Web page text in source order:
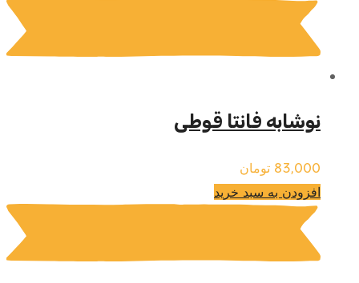
نوشابه فانتا قوطی
83,000 تومان
افزودن به سبد خرید